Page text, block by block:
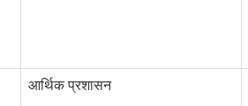
आर्थिक प्रशासन